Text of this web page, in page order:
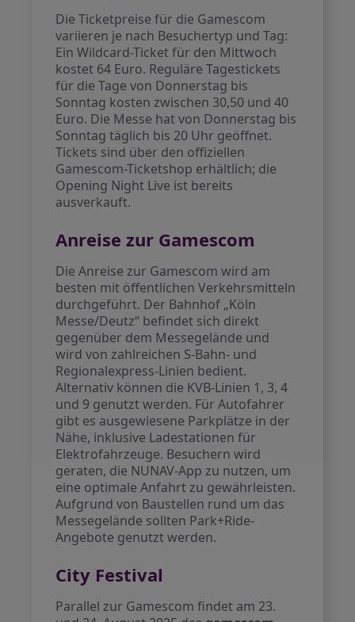
Die Ticketpreise für die Gamescom
variieren je nach Besuchertyp und Tag:
Ein Wildcard-Ticket für den Mittwoch
kostet 64 Euro. Reguläre Tagestickets
für die Tage von Donnerstag bis
Sonntag kosten zwischen 30,50 und 40
Euro. Die Messe hat von Donnerstag bis
Sonntag täglich bis 20 Uhr geöffnet.
Tickets sind über den offiziellen
Gamescom-Ticketshop erhältlich; die
Opening Night Live ist bereits
ausverkauft.
Anreise zur Gamescom
Die Anreise zur Gamescom wird am
besten mit öffentlichen Verkehrsmitteln
durchgeführt. Der Bahnhof „Köln
Messe/Deutz“ befindet sich direkt
gegenüber dem Messegelände und
wird von zahlreichen S-Bahn- und
Regionalexpress-Linien bedient.
Alternativ können die KVB-Linien 1, 3, 4
und 9 genutzt werden. Für Autofahrer
gibt es ausgewiesene Parkplätze in der
Nähe, inklusive Ladestationen für
Elektrofahrzeuge. Besuchern wird
geraten, die NUNAV-App zu nutzen, um
eine optimale Anfahrt zu gewährleisten.
Aufgrund von Baustellen rund um das
Messegelände sollten Park+Ride-
Angebote genutzt werden.
City Festival
Parallel zur Gamescom findet am 23.